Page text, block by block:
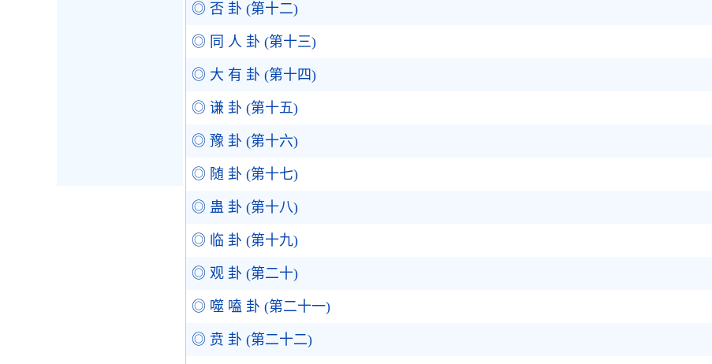
◎ 否 卦 (第十二)
◎ 同 人 卦 (第十三)
◎ 大 有 卦 (第十四)
◎ 谦 卦 (第十五)
◎ 豫 卦 (第十六)
◎ 随 卦 (第十七)
◎ 蛊 卦 (第十八)
◎ 临 卦 (第十九)
◎ 观 卦 (第二十)
◎ 噬 嗑 卦 (第二十一)
◎ 贲 卦 (第二十二)